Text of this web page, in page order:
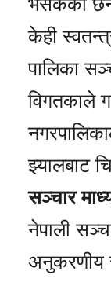
केही
पालिका
विगतकाले
झ्यालबाट
सञ्चार
नेपाली
अनुकरणीय